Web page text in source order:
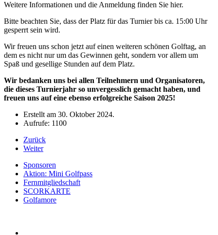
Weitere Informationen und die Anmeldung finden Sie hier.
Bitte beachten Sie, dass der Platz für das Turnier bis ca. 15:00 Uhr
gesperrt sein wird.
Wir freuen uns schon jetzt auf einen weiteren schönen Golftag, an
dem es nicht nur um das Gewinnen geht, sondern vor allem um
Spaß und gesellige Stunden auf dem Platz.
Wir bedanken uns bei allen Teilnehmern und Organisatoren,
die dieses Turnierjahr so unvergesslich gemacht haben, und
freuen uns auf eine ebenso erfolgreiche Saison 2025!
Erstellt am 30. Oktober 2024.
Aufrufe: 1100
Zurück
Weiter
Sponsoren
Aktion: Mini Golfpass
Fernmitgliedschaft
SCORKARTE
Golfamore